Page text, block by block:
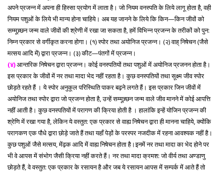
अपने प्रजन्न में अपना ही हिस्सा प्रयोग में लाता है। जो नियम वनस्पति के लिये लागू होता है, वही
नियम पशुओं के लिये भी मान्य होना चाहिये। अब यह जानने के लिये कि किन—किन जीवों को
सम्मूच्र्छन जन्म वाले जीवों की श्रेणी में रखा जा सकता है, हमें विभिन्न प्रजन्न के तरीकों को पुन:
निम्न प्रकार से वर्गीकृत करना होगा। (१) स्पोर तथा अयोनिज प्रजन्न। (२) वाह् निषेचन (जैसे
मत्सय आदि में) द्वारा प्रजन्न। (३) कीट—पंतगों में प्रजन्न।
(४)आन्तरिक निषेचन द्वारा प्रजन्न। कोई वनस्पतियों तथा पशुओं में अयोनिज प्रजनन होता है।
इस प्रकार के जीवों में नर तथा मादा भेद नहीं रहता है। कुछ वनस्पतियों तथा सूक्ष्म जीव स्पोर
छोड़ते रहते हैं । ये स्पोर अनुकूल परिस्थिति पाकर बढ़ने लगते हैं। इस प्रकार जिन जीवों में
अयोनिज तथा स्पोर द्वारा जो प्रजन्न होता है, उन्हें सम्मूच्र्छन जन्म वाले जीव मानने में कोई आपत्ति
नहीं आती है। कुछ वनस्पतियों में परागण की क्रिया होती है । हालांकि इन्हें योजिन प्रजन्न की
श्रेणि में रखा गया है, लेकिन ये वस्तुत: एक प्रकार से वाह्य निषेचन द्वारा ही मानना चाहिये, क्योंकि
परागकण एक पौधे द्वारा छोड़े जाते हैं तथा यहाँ पेड़ों के परस्पर नजदीक में रहना आवश्यक नहीं है।
कुछ पशुओं जैसे मत्सय, मेंढ़क आदि में वाह्य निषेचन होता है।इनमें नर तथा मादा का भेद होने पर
भी वे आपस में संभोग जैसी क्रिया नहीं करते हैं। नर तथा मादा क्रमश: जो वीर्य तथा अण्डाणु
छोड़ते हैं, वे वस्तुत: एक प्रकार के रसायन है और जब ये रसायन आपस में सम्पर्क में आते हैं तो